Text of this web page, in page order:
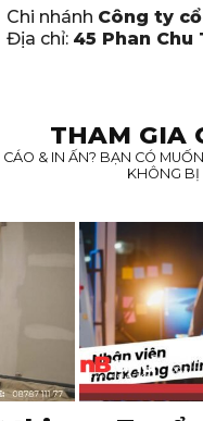
Chi nhánh Công ty
Địa chỉ: 45 Phan
THAM GIA
& IN ẤN? BẠN CÓ
KHÔNG BỊ